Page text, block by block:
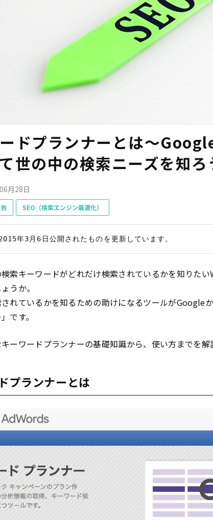
ドプランナーとは〜
世の中の検索ニーズを知ろ
月28日
SEO（検索エンジン最適化）
索キーワードがどれだけ検索されているかを知りた
うか。
れているかを知るための助けになるツールがGoogle
です。
ーワードプランナーの基礎知識から、使い方までを解
プランナーとは